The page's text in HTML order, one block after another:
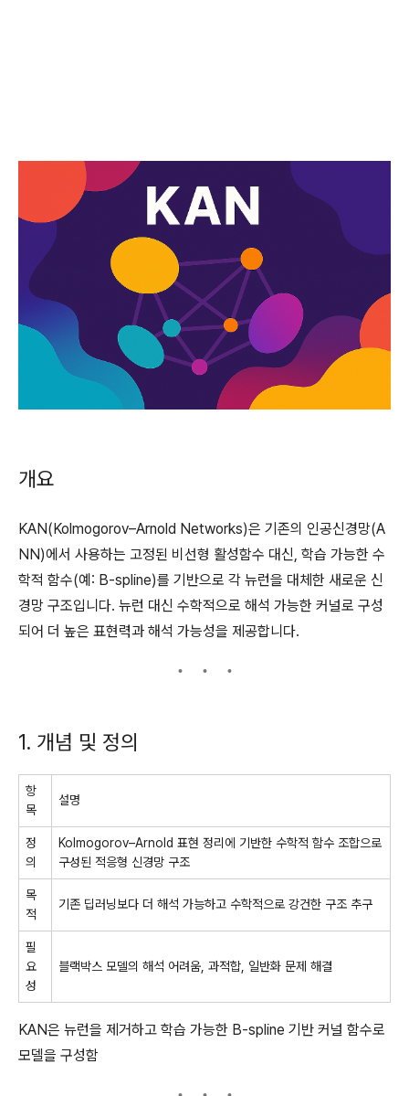
개요
KAN(Kolmogorov–Arnold Networks)은 기존의 인공신경망(A
NN)에서 사용하는 고정된 비선형 활성함수 대신, 학습 가능한 수
학적 함수(예: B-spline)를 기반으로 각 뉴런을 대체한 새로운 신
경망 구조입니다. 뉴런 대신 수학적으로 해석 가능한 커널로 구성
되어 더 높은 표현력과 해석 가능성을 제공합니다.
1. 개념 및 정의
항
목
설명
정
의
Kolmogorov–Arnold 표현 정리에 기반한 수학적 함수 조합으로
구성된 적응형 신경망 구조
목
적
기존 딥러닝보다 더 해석 가능하고 수학적으로 강건한 구조 추구
필
요
성
블랙박스 모델의 해석 어려움, 과적합, 일반화 문제 해결
KAN은 뉴런을 제거하고 학습 가능한 B-spline 기반 커널 함수로
모델을 구성함